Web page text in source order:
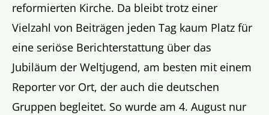
reformierten Kirche. Da bleibt trotz einer
Vielzahl von Beiträgen jeden Tag kaum Platz für
eine seriöse Berichterstattung über das
Jubiläum der Weltjugend, am besten mit einem
Reporter vor Ort, der auch die deutschen
Gruppen begleitet. So wurde am 4. August nur